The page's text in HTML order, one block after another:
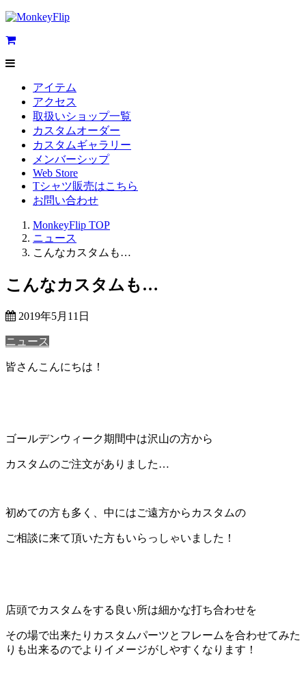
アイテム
アクセス
取扱いショップ一覧
カスタムオーダー
カスタムギャラリー
メンバーシップ
Web Store
Tシャツ販売はこちら
お問い合わせ
MonkeyFlip TOP
ニュース
こんなカスタムも…
こんなカスタムも…
2019年5月11日
ニュース
皆さんこんにちは！
ゴールデンウィーク期間中は沢山の方から
カスタムのご注文がありました…
初めての方も多く、中にはご遠方からカスタムの
ご相談に来て頂いた方もいらっしゃいました！
店頭でカスタムをする良い所は細かな打ち合わせを
その場で出来たりカスタムパーツとフレームを合わせてみた
りも出来るのでよりイメージがしやすくなります！